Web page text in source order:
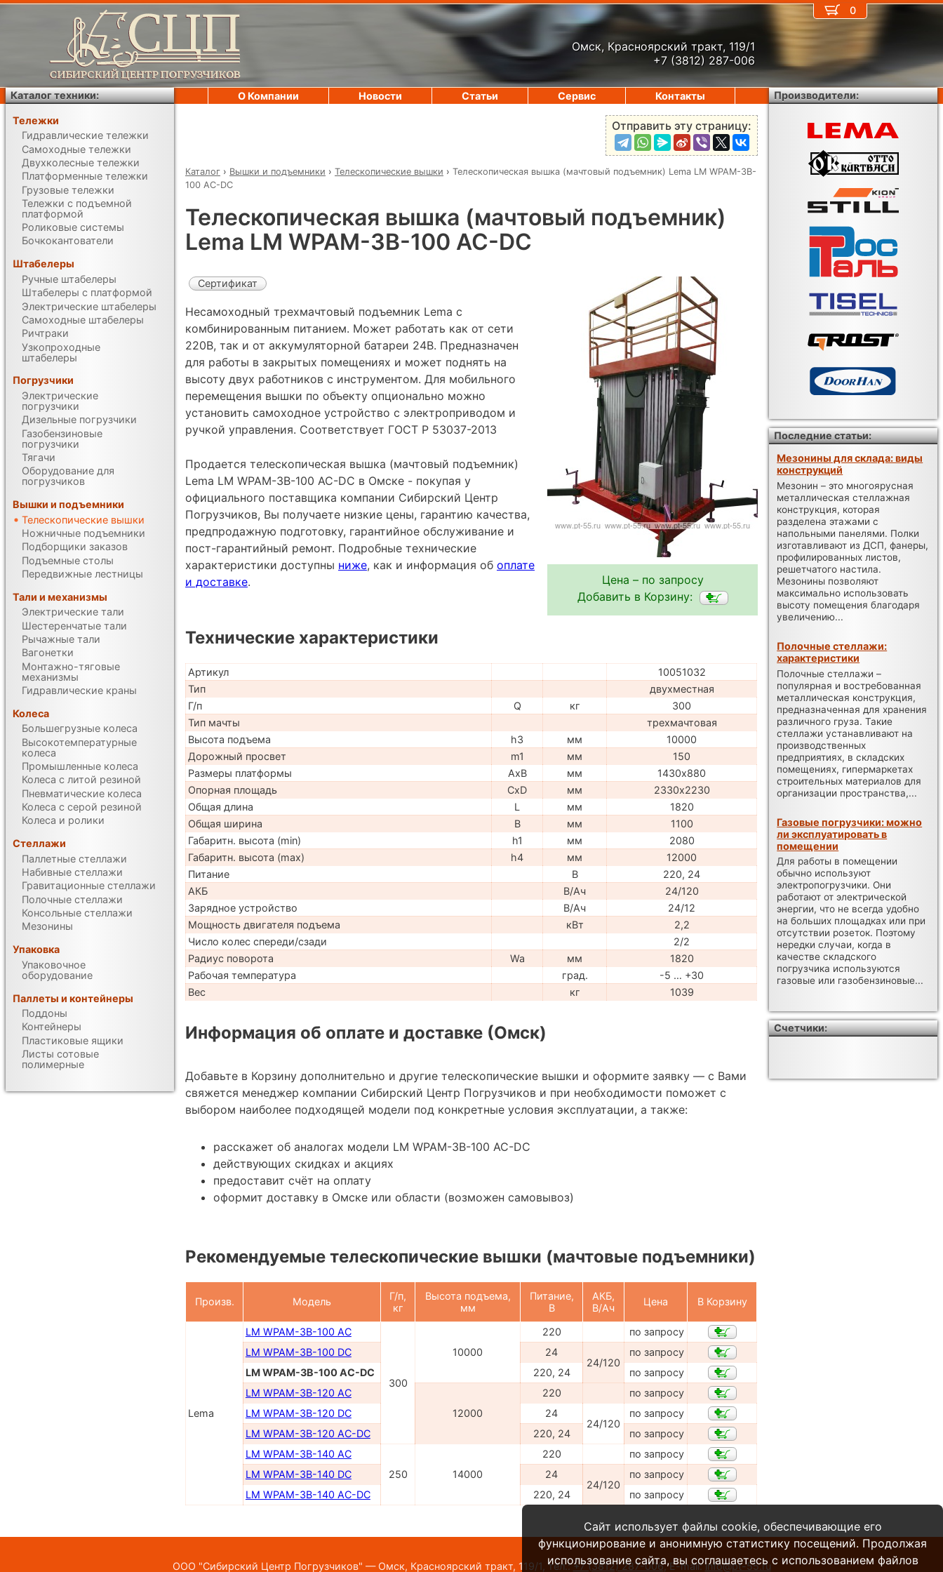
Омск, Красноярский тракт, 119/1
+7 (3812) 287-006
Отправить эту страницу:
Каталог › Вышки и подъемники › Телескопические вышки › Телескопическая вышка (мачтовый подъемник) Lema LM WPAM-3B-
100 AC-DC
Телескопическая вышка (мачтовый подъемник)
Lema LM WPAM-3B-100 AC-DC
Цена – по запросу
Добавить в Корзину:
Сертификат
Несамоходный трехмачтовый подъемник Lema с
комбинированным питанием. Может работать как от сети
220В, так и от аккумуляторной батареи 24В. Предназначен
для работы в закрытых помещениях и может поднять на
высоту двух работников с инструментом. Для мобильного
перемещения вышки по объекту опционально можно
установить самоходное устройство с электроприводом и
ручкой управления. Соответствует ГОСТ Р 53037-2013
Продается телескопическая вышка (мачтовый подъемник)
Lema LM WPAM-3B-100 AC-DC в Омске - покупая у
официального поставщика компании Сибирский Центр
Погрузчиков, Вы получаете низкие цены, гарантию качества,
предпродажную подготовку, гарантийное обслуживание и
пост-гарантийный ремонт. Подробные технические
характеристики доступны ниже, как и информация об оплате
и доставке.
Технические характеристики
Артикул
10051032
Тип
двухместная
Г/п
Q кг
300
Тип мачты
трехмачтовая
Высота подъема
h3 мм
10000
Дорожный просвет
m1 мм
150
Размеры платформы
AxB мм
1430х880
Опорная площадь
CxD мм
2330х2230
Общая длина
L мм
1820
Общая ширина
B мм
1100
Габаритн. высота (min)
h1 мм
2080
Габаритн. высота (max)
h4 мм
12000
Питание
В
220, 24
АКБ
В/Ач
24/120
Зарядное устройство
В/Ач
24/12
Мощность двигателя подъема
кВт
2,2
Число колес спереди/сзади
2/2
Радиус поворота
Wa мм
1820
Рабочая температура
град.
-5 … +30
Вес
кг 1039
Информация об оплате и доставке (Омск)
Добавьте в Корзину дополнительно и другие телескопические вышки и оформите заявку — с Вами
свяжется менеджер компании Сибирский Центр Погрузчиков и при необходимости поможет с
выбором наиболее подходящей модели под конкретные условия эксплуатации, а также:
расскажет об аналогах модели LM WPAM-3B-100 AC-DC
действующих скидках и акциях
предоставит счёт на оплату
оформит доставку в Омске или области (возможен самовывоз)
Рекомендуемые телескопические вышки (мачтовые подъемники)
Произв. Модель
Г/п,
кг
Высота подъема,
мм
Питание,
В
АКБ,
В/Ач
Цена В Корзину
Lema
LM WPAM-3B-100 AC
300
10000
220
по запросу
LM WPAM-3B-100 DC
24
24/120
по запросу
LM WPAM-3B-100 AC-DC
220, 24
по запросу
LM WPAM-3B-120 AC
12000
220
по запросу
LM WPAM-3B-120 DC
24
24/120
по запросу
LM WPAM-3B-120 AC-DC
220, 24
по запросу
LM WPAM-3B-140 AC
250
14000
220
по запросу
LM WPAM-3B-140 DC
24
24/120
по запросу
LM WPAM-3B-140 AC-DC
220, 24 по запросу
0
О Компании Новости Статьи Сервис Контакты
Каталог техники:
Тележки
Гидравлические тележки
Самоходные тележки
Двухколесные тележки
Платформенные тележки
Грузовые тележки
Тележки с подъемной
платформой
Роликовые системы
Бочкокантователи
Штабелеры
Ручные штабелеры
Штабелеры с платформой
Электрические штабелеры
Самоходные штабелеры
Ричтраки
Узкопроходные
штабелеры
Погрузчики
Электрические
погрузчики
Дизельные погрузчики
Газобензиновые
погрузчики
Тягачи
Оборудование для
погрузчиков
Вышки и подъемники
Телескопические вышки
Ножничные подъемники
Подборщики заказов
Подъемные столы
Передвижные лестницы
Тали и механизмы
Электрические тали
Шестеренчатые тали
Рычажные тали
Вагонетки
Монтажно-тяговые
механизмы
Гидравлические краны
Колеса
Большегрузные колеса
Высокотемпературные
колеса
Промышленные колеса
Колеса с литой резиной
Пневматические колеса
Колеса с серой резиной
Колеса и ролики
Стеллажи
Паллетные стеллажи
Набивные стеллажи
Гравитационные стеллажи
Полочные стеллажи
Консольные стеллажи
Мезонины
Упаковка
Упаковочное
оборудование
Паллеты и контейнеры
Поддоны
Контейнеры
Пластиковые ящики
Листы сотовые
полимерные
Производители:
Последние статьи:
Мезонины для склада: виды
конструкций
Мезонин – это многоярусная
металлическая стеллажная
конструкция, которая
разделена этажами с
напольными панелями. Полки
изготавливают из ДСП, фанеры,
профилированных листов,
решетчатого настила.
Мезонины позволяют
максимально использовать
высоту помещения благодаря
увеличению...
Полочные стеллажи:
характеристики
Полочные стеллажи –
популярная и востребованная
металлическая конструкция,
предназначенная для хранения
различного груза. Такие
стеллажи устанавливают на
производственных
предприятиях, в складских
помещениях, гипермаркетах
строительных материалов для
организации пространства,...
Газовые погрузчики: можно
ли эксплуатировать в
помещении
Для работы в помещении
обычно используют
электропогрузчики. Они
работают от электрической
энергии, что не всегда удобно
на больших площадках или при
отсутствии розеток. Поэтому
нередки случаи, когда в
качестве складского
погрузчика используются
газовые или газобензиновые...
Счетчики:
ООО "Сибирский Центр Погрузчиков" — Омск, Красноярский тракт, 119/1, тел.:+7 (3812) 287-006,E-mail:info@pt-55.ru
Сайт использует файлы cookie, обеспечивающие его
функционирование и анонимную статистику посещений. Продолжая
использование сайта, вы соглашаетесь с использованием файлов